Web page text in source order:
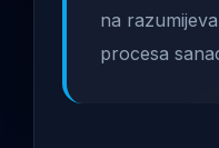
na
procesa